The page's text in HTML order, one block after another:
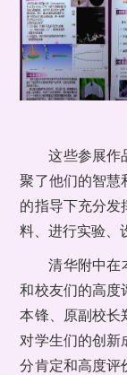
这些参展作
聚了他们的智慧
的指导下充分发
料、进行实验、
清华附中在
和校友们的高度
本锋、原副校长
对学生们的创新
分肯定和高度评